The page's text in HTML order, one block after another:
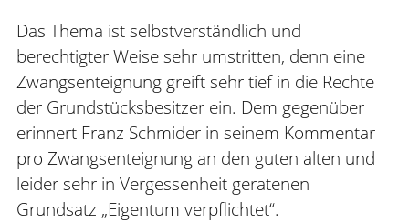
Das Thema ist selbstverständlich und
berechtigter Weise sehr umstritten, denn eine
Zwangsenteignung greift sehr tief in die Rechte
der Grundstücksbesitzer ein. Dem gegenüber
erinnert Franz Schmider in seinem Kommentar
pro Zwangsenteignung an den guten alten und
leider sehr in Vergessenheit geratenen
Grundsatz „Eigentum verpflichtet“.